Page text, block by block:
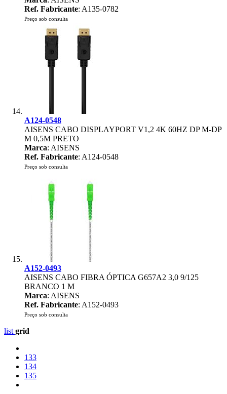
Ref. Fabricante: A135-0782
Preço sob consulta
A124-0548
AISENS CABO DISPLAYPORT V1,2 4K 60HZ DP M-DP
M 0,5M PRETO
Marca: AISENS
Ref. Fabricante: A124-0548
Preço sob consulta
A152-0493
AISENS CABO FIBRA ÓPTICA G657A2 3,0 9/125
BRANCO 1 M
Marca: AISENS
Ref. Fabricante: A152-0493
Preço sob consulta
list grid
133
134
135